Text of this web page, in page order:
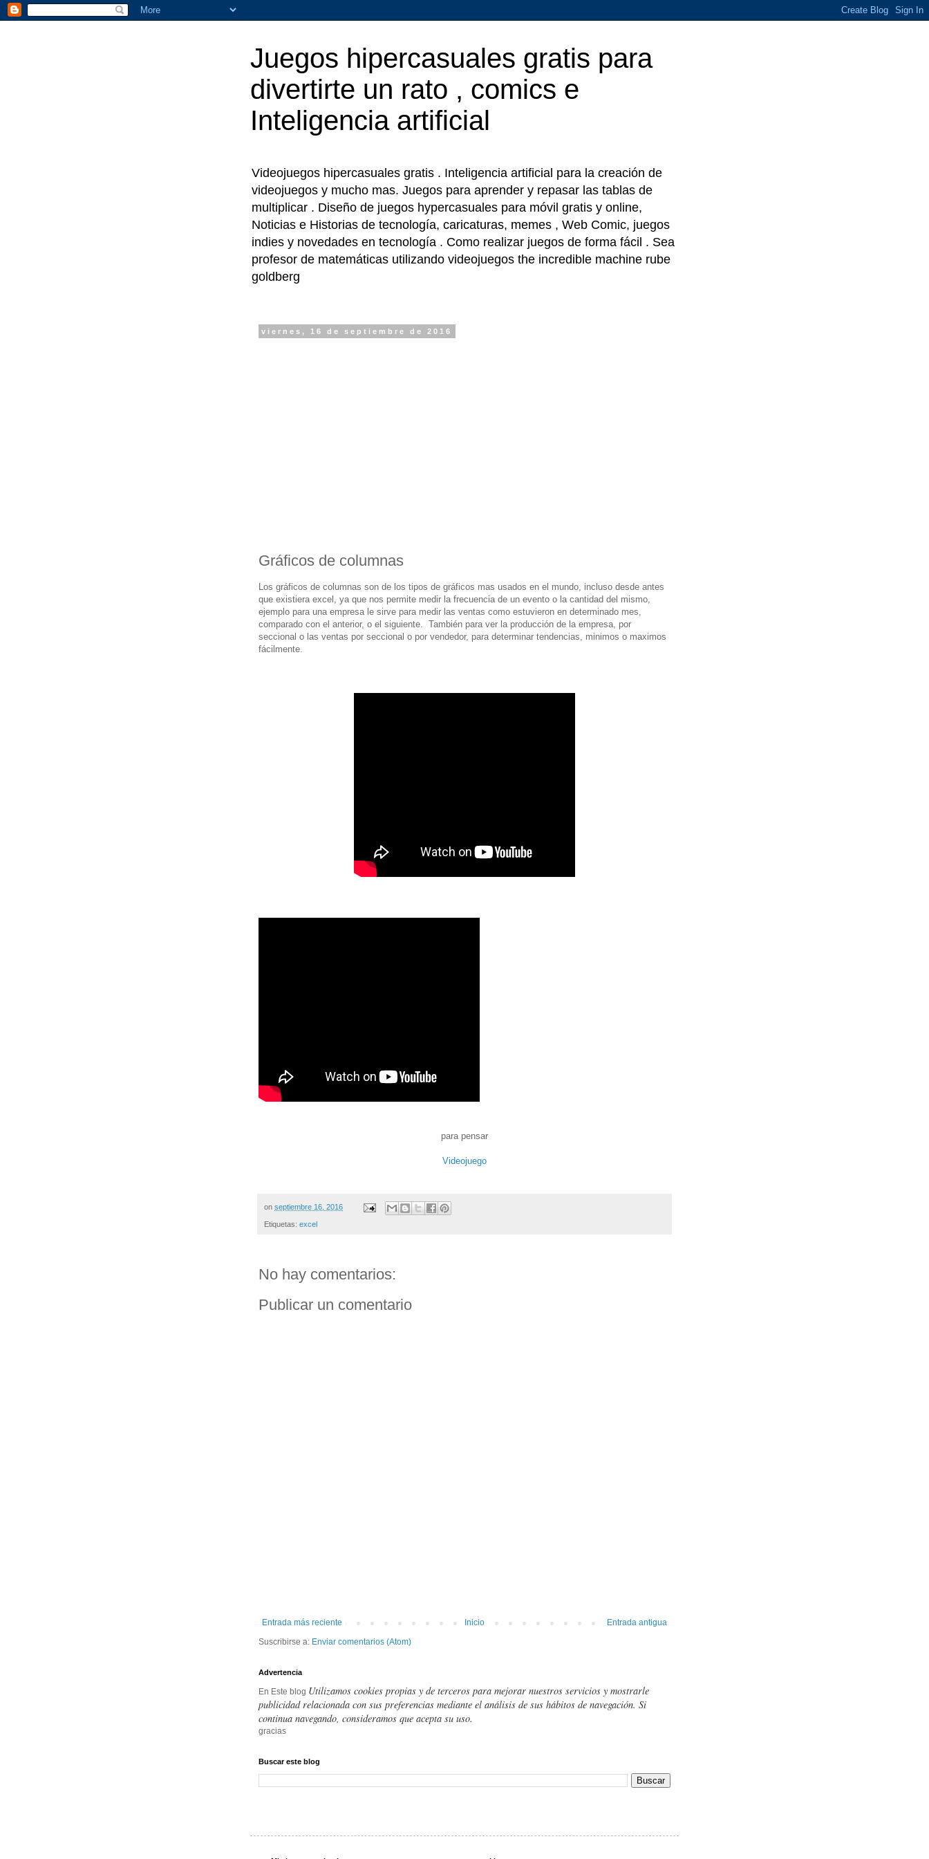
Juegos hipercasuales gratis para
divertirte un rato , comics e
Inteligencia artificial
Videojuegos hipercasuales gratis . Inteligencia artificial para la creación de
videojuegos y mucho mas. Juegos para aprender y repasar las tablas de
multiplicar . Diseño de juegos hypercasuales para móvil gratis y online,
Noticias e Historias de tecnología, caricaturas, memes , Web Comic, juegos
indies y novedades en tecnología . Como realizar juegos de forma fácil . Sea
profesor de matemáticas utilizando videojuegos the incredible machine rube
goldberg
viernes, 16 de septiembre de 2016
Gráficos de columnas
Los gráficos de columnas son de los tipos de gráficos mas usados en el mundo, incluso desde antes
que existiera excel, ya que nos permite medir la frecuencia de un evento o la cantidad del mismo,
ejemplo para una empresa le sirve para medir las ventas como estuvieron en determinado mes,
comparado con el anterior, o el siguiente. También para ver la producción de la empresa, por
seccional o las ventas por seccional o por vendedor, para determinar tendencias, minimos o maximos
fácilmente.
para pensar
Videojuego
on septiembre 16, 2016
Etiquetas: excel
No hay comentarios:
Publicar un comentario
Entrada más reciente Entrada antigua
Inicio
Suscribirse a: Enviar comentarios (Atom)
Advertencia
En Este blog Utilizamos cookies propias y de terceros para mejorar nuestros servicios y mostrarle
publicidad relacionada con sus preferencias mediante el análisis de sus hábitos de navegación. Si
continua navegando, consideramos que acepta su uso.
gracias
Buscar este blog